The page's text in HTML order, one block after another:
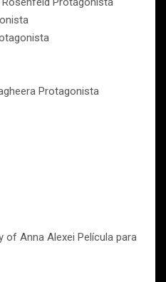
Protagonista
of Anna Alexei Película para